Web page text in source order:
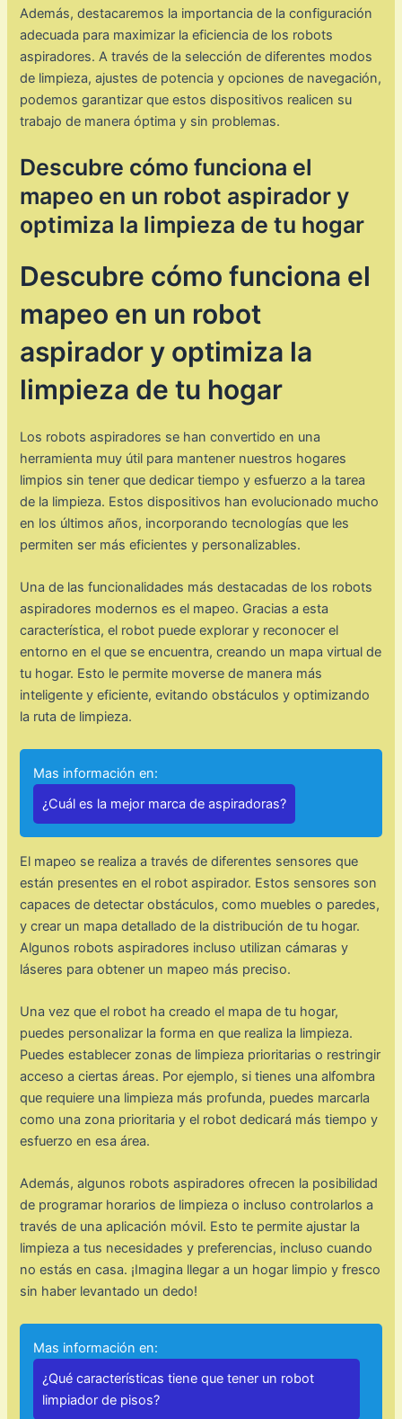
Además, destacaremos la importancia de la configuración
adecuada para maximizar la eficiencia de los robots
aspiradores. A través de la selección de diferentes modos
de limpieza, ajustes de potencia y opciones de navegación,
podemos garantizar que estos dispositivos realicen su
trabajo de manera óptima y sin problemas.
Descubre cómo funciona el
mapeo en un robot aspirador y
optimiza la limpieza de tu hogar
Descubre cómo funciona el
mapeo en un robot
aspirador y optimiza la
limpieza de tu hogar
Los robots aspiradores se han convertido en una
herramienta muy útil para mantener nuestros hogares
limpios sin tener que dedicar tiempo y esfuerzo a la tarea
de la limpieza. Estos dispositivos han evolucionado mucho
en los últimos años, incorporando tecnologías que les
permiten ser más eficientes y personalizables.
Una de las funcionalidades más destacadas de los robots
aspiradores modernos es el mapeo. Gracias a esta
característica, el robot puede explorar y reconocer el
entorno en el que se encuentra, creando un mapa virtual de
tu hogar. Esto le permite moverse de manera más
inteligente y eficiente, evitando obstáculos y optimizando
la ruta de limpieza.
Mas información en:
¿Cuál es la mejor marca de aspiradoras?
El mapeo se realiza a través de diferentes sensores que
están presentes en el robot aspirador. Estos sensores son
capaces de detectar obstáculos, como muebles o paredes,
y crear un mapa detallado de la distribución de tu hogar.
Algunos robots aspiradores incluso utilizan cámaras y
láseres para obtener un mapeo más preciso.
Una vez que el robot ha creado el mapa de tu hogar,
puedes personalizar la forma en que realiza la limpieza.
Puedes establecer zonas de limpieza prioritarias o restringir
acceso a ciertas áreas. Por ejemplo, si tienes una alfombra
que requiere una limpieza más profunda, puedes marcarla
como una zona prioritaria y el robot dedicará más tiempo y
esfuerzo en esa área.
Además, algunos robots aspiradores ofrecen la posibilidad
de programar horarios de limpieza o incluso controlarlos a
través de una aplicación móvil. Esto te permite ajustar la
limpieza a tus necesidades y preferencias, incluso cuando
no estás en casa. ¡Imagina llegar a un hogar limpio y fresco
sin haber levantado un dedo!
Mas información en:
¿Qué características tiene que tener un robot
limpiador de pisos?